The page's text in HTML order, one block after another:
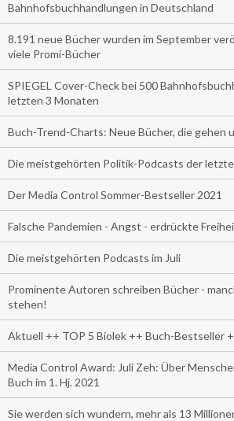
Bahnhofsbuchhandlungen in Deutschland
8.191 neue Bücher wurden im September
viele Promi-Bücher
SPIEGEL Cover-Check bei 500
letzten 3 Monaten
Buch-Trend-Charts: Neue Bücher, die gehen
Die meistgehörten Politik-Podcasts der
Der Media Control Sommer-Bestseller 2021
Falsche Pandemien - Angst - erdrückte
Die meistgehörten Podcasts im Juli
Prominente Autoren schreiben Bücher -
stehen!
Aktuell ++ TOP 5 Biolek ++ Buch-Bestseller
Media Control Award: Juli Zeh: Über
Buch im 1. Hj. 2021
Sie werden sich wundern, mehr als 13